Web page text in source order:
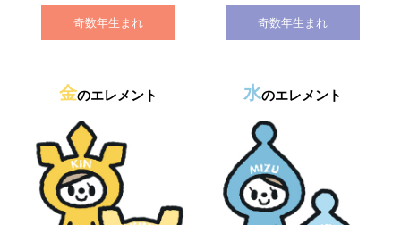
奇数年生まれ 奇数年生まれ
金のエレメント 水のエレメント